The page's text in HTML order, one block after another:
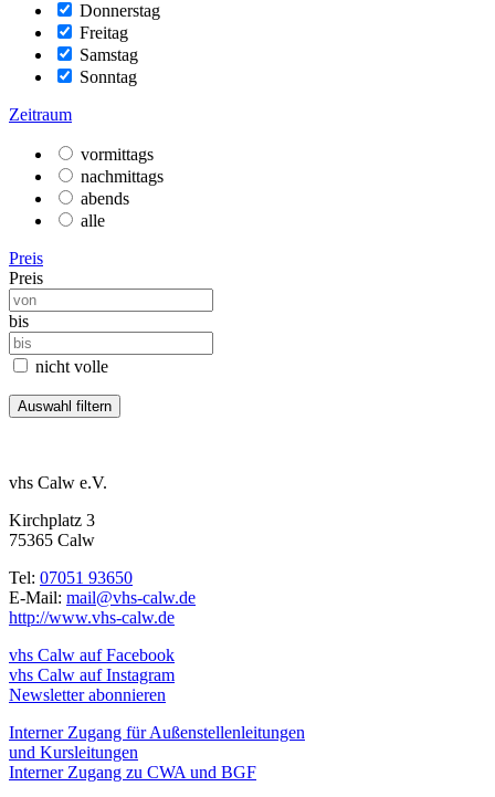
Donnerstag
Freitag
Samstag
Sonntag
Zeitraum
vormittags
nachmittags
abends
alle
Preis
Preis
bis
nicht volle
vhs Calw e.V.
Kirchplatz 3
75365 Calw
Tel: 07051 93650
E-Mail: mail@vhs-calw.de
http://www.vhs-calw.de
vhs Calw auf Facebook
vhs Calw auf Instagram
Newsletter abonnieren
Interner Zugang für Außenstellenleitungen
und Kursleitungen
Interner Zugang zu CWA und BGF